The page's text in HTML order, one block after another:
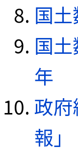
国
国
年
政
報」